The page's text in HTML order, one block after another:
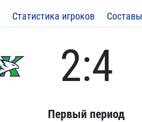
Статистика игроков Составы
2:4
Первый период